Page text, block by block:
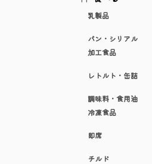
乳製品
パン・シリアル
加工食品
レトルト・缶詰
調味料・食用油
冷凍食品
即席
チルド